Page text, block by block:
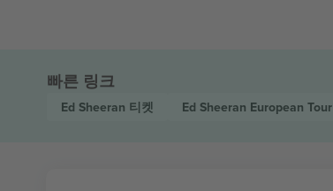
빠른 링크
Ed Sheeran 티켓 Ed Sheeran European Tour